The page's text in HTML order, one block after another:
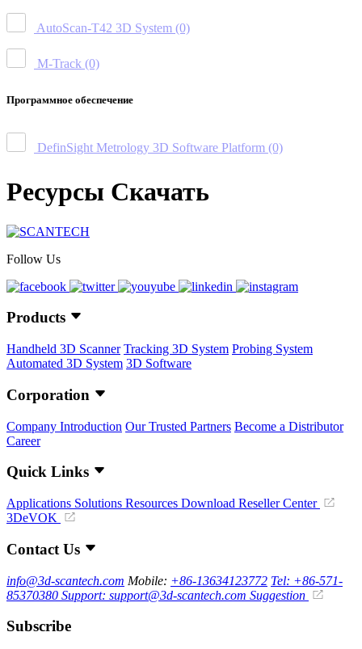
AutoScan-T42 3D System (0)
M-Track (0)
Программное обеспечение
DefinSight Metrology 3D Software Platform (0)
Ресурсы Скачать
Follow Us
Products
Handheld 3D Scanner Tracking 3D System Probing System
Automated 3D System 3D Software
Corporation
Company Introduction Our Trusted Partners Become a Distributor
Career
Quick Links
Applications Solutions Resources Download Reseller Center
3DeVOK
Contact Us
info@3d-scantech.com Mobile: +86-13634123772 Tel: +86-571-
85370380 Support: support@3d-scantech.com Suggestion
Subscribe